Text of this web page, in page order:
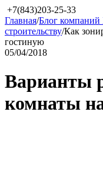
+7(843)203-25-33
Главная/Блог компаний
строительству/​Как
гостиную
05/04/2018
Варианты
комнаты